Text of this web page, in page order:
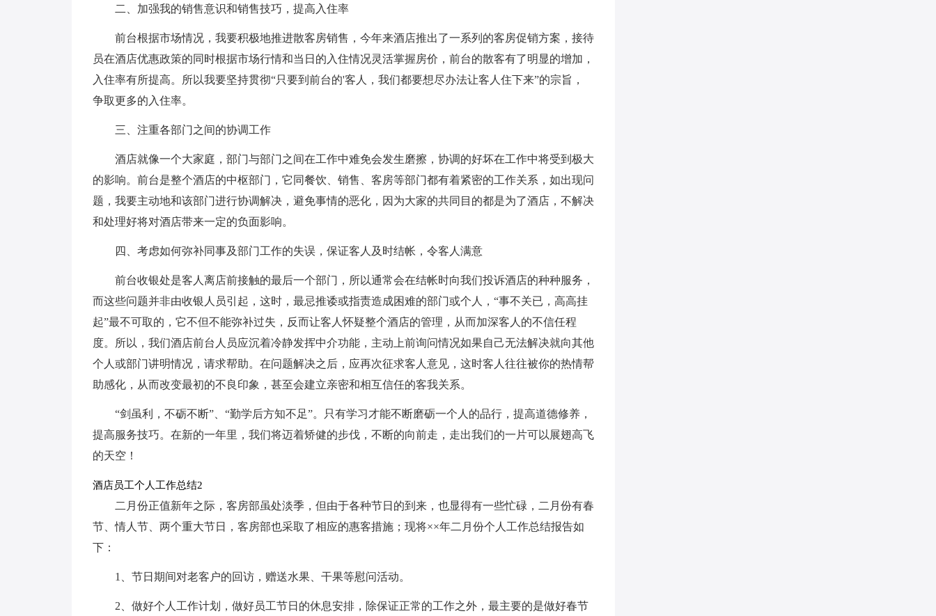
二、加强我的销售意识和销售技巧，提高入住率
前台根据市场情况，我要积极地推进散客房销售，今年来酒店推出了一系列的客房促销方案，接待
员在酒店优惠政策的同时根据市场行情和当日的入住情况灵活掌握房价，前台的散客有了明显的增加，
入住率有所提高。所以我要坚持贯彻“只要到前台的'客人，我们都要想尽办法让客人住下来”的宗旨，
争取更多的入住率。
三、注重各部门之间的协调工作
酒店就像一个大家庭，部门与部门之间在工作中难免会发生磨擦，协调的好坏在工作中将受到极大
的影响。前台是整个酒店的中枢部门，它同餐饮、销售、客房等部门都有着紧密的工作关系，如出现问
题，我要主动地和该部门进行协调解决，避免事情的恶化，因为大家的共同目的都是为了酒店，不解决
和处理好将对酒店带来一定的负面影响。
四、考虑如何弥补同事及部门工作的失误，保证客人及时结帐，令客人满意
前台收银处是客人离店前接触的最后一个部门，所以通常会在结帐时向我们投诉酒店的种种服务，
而这些问题并非由收银人员引起，这时，最忌推诿或指责造成困难的部门或个人，“事不关已，高高挂
起”最不可取的，它不但不能弥补过失，反而让客人怀疑整个酒店的管理，从而加深客人的不信任程
度。所以，我们酒店前台人员应沉着冷静发挥中介功能，主动上前询问情况如果自己无法解决就向其他
个人或部门讲明情况，请求帮助。在问题解决之后，应再次征求客人意见，这时客人往往被你的热情帮
助感化，从而改变最初的不良印象，甚至会建立亲密和相互信任的客我关系。
“剑虽利，不砺不断”、“勤学后方知不足”。只有学习才能不断磨砺一个人的品行，提高道德修养，
提高服务技巧。在新的一年里，我们将迈着矫健的步伐，不断的向前走，走出我们的一片可以展翅高飞
的天空！
酒店员工个人工作总结2
二月份正值新年之际，客房部虽处淡季，但由于各种节日的到来，也显得有一些忙碌，二月份有春
节、情人节、两个重大节日，客房部也采取了相应的惠客措施；现将××年二月份个人工作总结报告如
下：
1、节日期间对老客户的回访，赠送水果、干果等慰问活动。
2、做好个人工作计划，做好员工节日的休息安排，除保证正常的工作之外，最主要的是做好春节